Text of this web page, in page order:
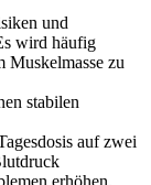
und
wird häufig
Muskelmasse zu
stabilen
auf zwei
erhöhen.